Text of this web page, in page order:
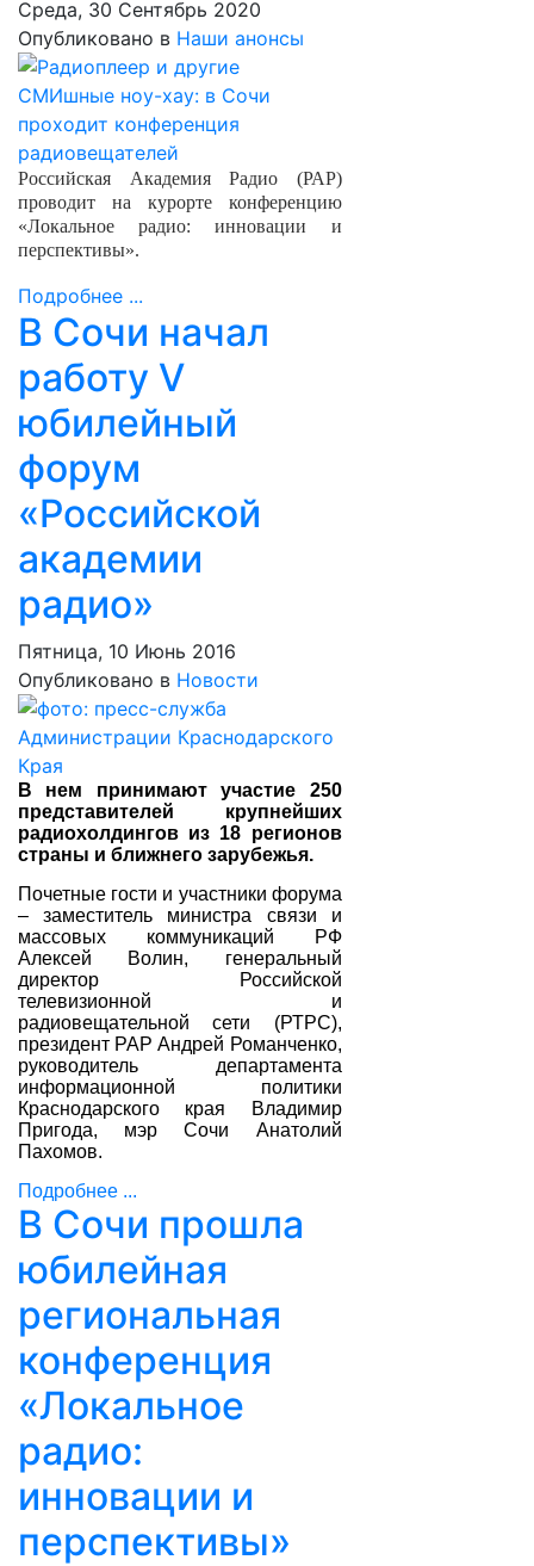
Среда, 30 Сентябрь 2020
Опубликовано в Наши анонсы
Российская Академия Радио (РАР)
проводит на курорте конференцию
«Локальное радио: инновации и
перспективы».
Подробнее ...
В Сочи начал
работу V
юбилейный
форум
«Российской
академии
радио»
Пятница, 10 Июнь 2016
Опубликовано в Новости
В нем принимают участие 250
представителей крупнейших
радиохолдингов из 18 регионов
страны и ближнего зарубежья.
Почетные гости и участники форума
– заместитель министра связи и
массовых коммуникаций РФ
Алексей Волин, генеральный
директор Российской
телевизионной и
радиовещательной сети (РТРС),
президент РАР Андрей Романченко,
руководитель департамента
информационной политики
Краснодарского края Владимир
Пригода, мэр Сочи Анатолий
Пахомов.
Подробнее ...
В Сочи прошла
юбилейная
региональная
конференция
«Локальное
радио:
инновации и
перспективы»